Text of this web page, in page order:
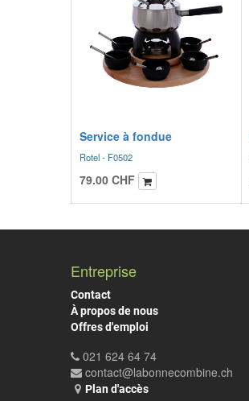
Service à fondue
Rotel - F0502
79.00CHF
Entreprise
Contact
À propos de nous
Offres d'emploi
021 624 64 74
contact@labonnecombine.ch
Plan d'accès